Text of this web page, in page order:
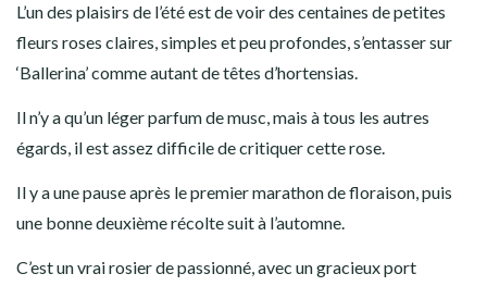
L’un des plaisirs de l’été est de voir des centaines de petites
fleurs roses claires, simples et peu profondes, s’entasser sur
‘Ballerina’ comme autant de têtes d’hortensias.
Il n’y a qu’un léger parfum de musc, mais à tous les autres
égards, il est assez difficile de critiquer cette rose.
Il y a une pause après le premier marathon de floraison, puis
une bonne deuxième récolte suit à l’automne.
C’est un vrai rosier de passionné, avec un gracieux port